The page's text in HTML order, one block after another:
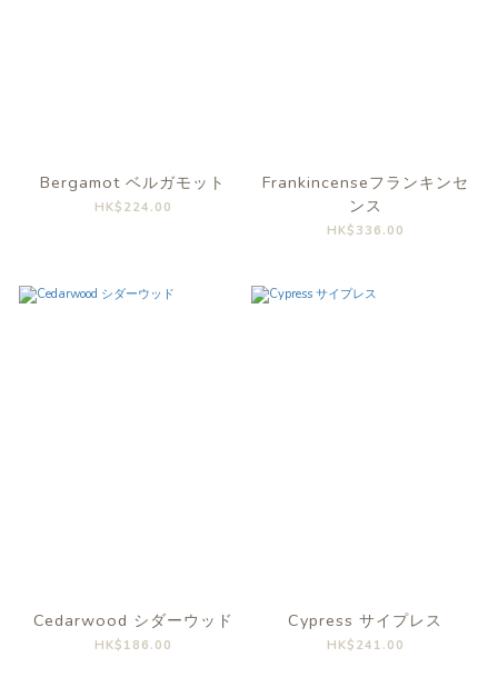
Bergamot ベルガモット
HK$224.00
Frankincenseフランキンセ
ンス
HK$336.00
Cedarwood シダーウッド
HK$186.00
Cypress サイプレス
HK$241.00